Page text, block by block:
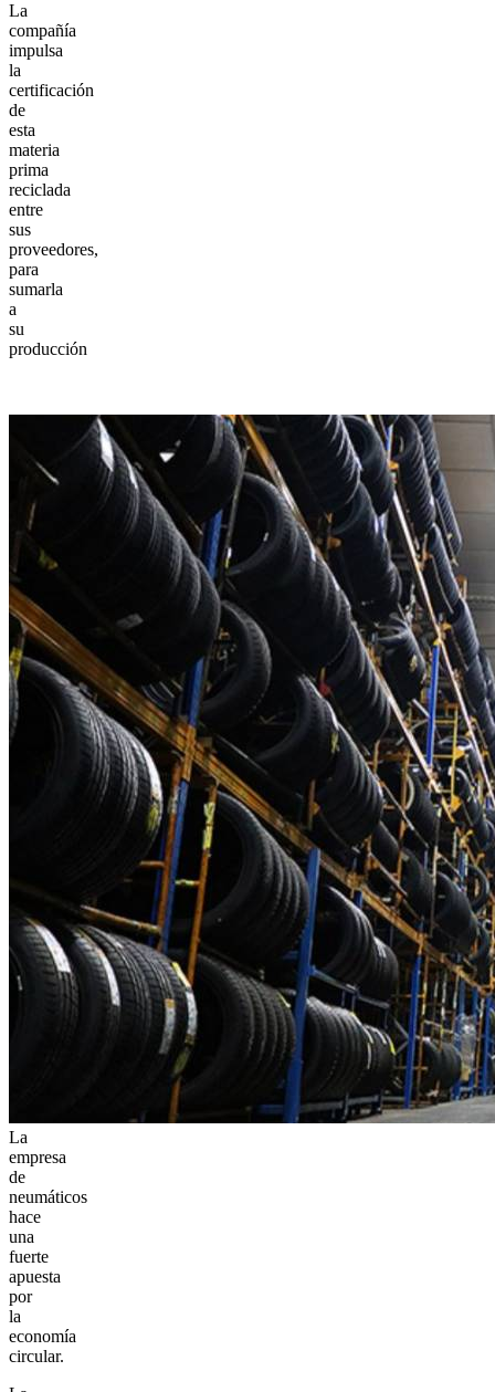
La
compañía
impulsa
la
certificación
de
esta
materia
prima
reciclada
entre
sus
proveedores,
para
sumarla
a
su
producción
La
empresa
de
neumáticos
hace
una
fuerte
apuesta
por
la
economía
circular.